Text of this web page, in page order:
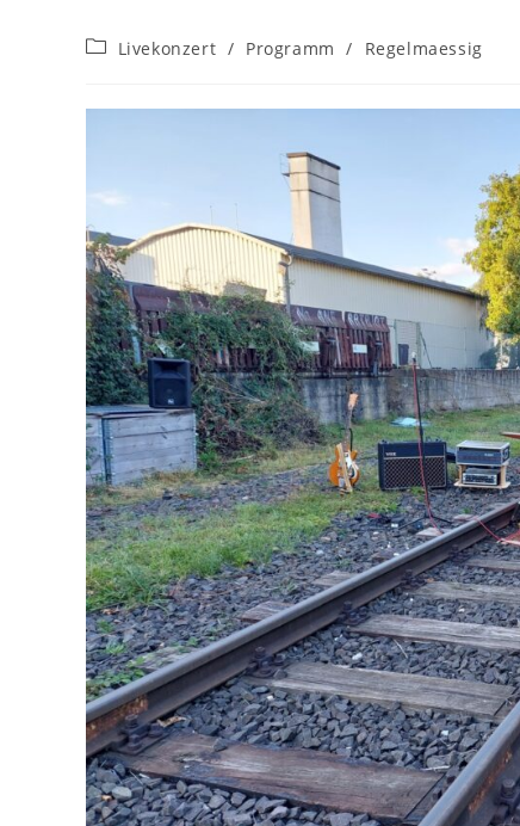
Beitrags-
Livekonzert / Programm / Regelmaessig